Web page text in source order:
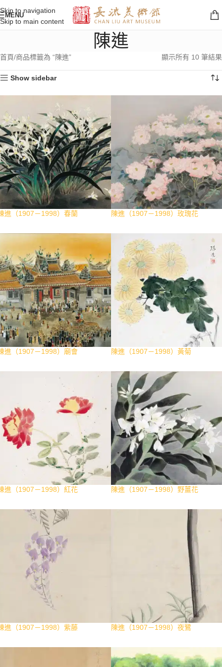
Skip to navigation
Skip to main content
MENU
陳進
首頁 商品標籤為 “陳進” 顯示所有 10 筆結果
Show sidebar
進（1907－1998）春蘭 陳進（1907－1998）玫瑰花
進（1907－1998）廟會 陳進（1907－1998）黃菊
進（1907－1998）紅花 陳進（1907－1998）野薑花
進（1907－1998）紫藤 陳進（1907－1998）夜鷺